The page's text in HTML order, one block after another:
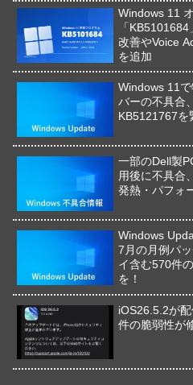
Windows 11
「
改善やVoice
を追加
Windows 11
バーの不具合
KB5121767を
一部のDell製
用後に不具合
発熱・パフォ
Windows
7月の月例パ
イ含む570件
を！
iOS26.5.2が
件の脆弱性が